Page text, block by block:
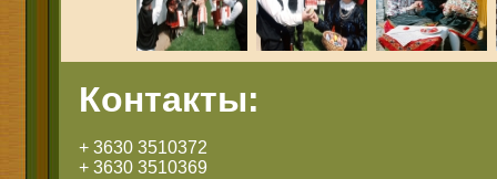
Контакты:
+ 3630 3510372
+ 3630 3510369